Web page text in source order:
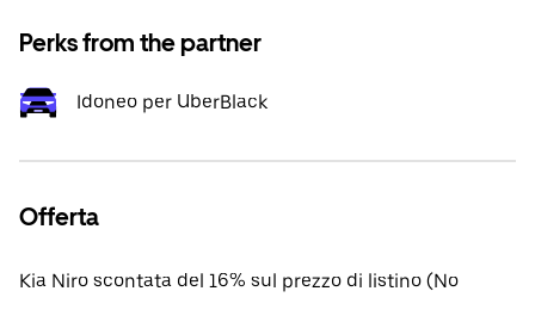
Perks from the partner
Idoneo per UberBlack
Offerta
Kia Niro scontata del 16% sul prezzo di listino (No